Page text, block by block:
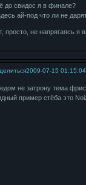
до свидос я в финале?
ай-под что ли не
просто, не напрягаясь я
2009-07-15 01:15:04
не затрону тема
пример стёба это